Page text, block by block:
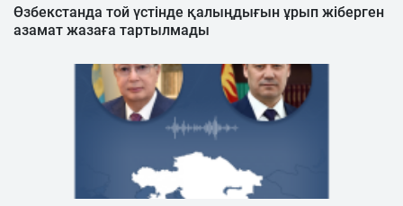
Өзбекстанда той үстінде қалыңдығын ұрып жіберген
азамат жазаға тартылмады